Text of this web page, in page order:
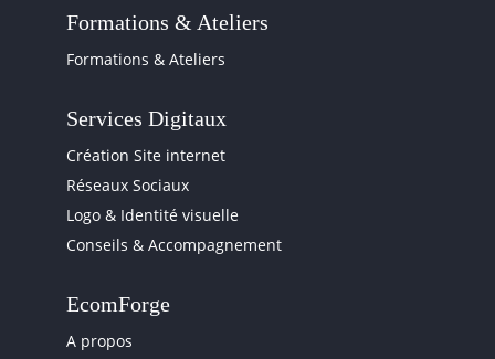
Formations & Ateliers
Formations & Ateliers
Services Digitaux
Création Site internet
Réseaux Sociaux
Logo & Identité visuelle
Conseils & Accompagnement
EcomForge
A propos